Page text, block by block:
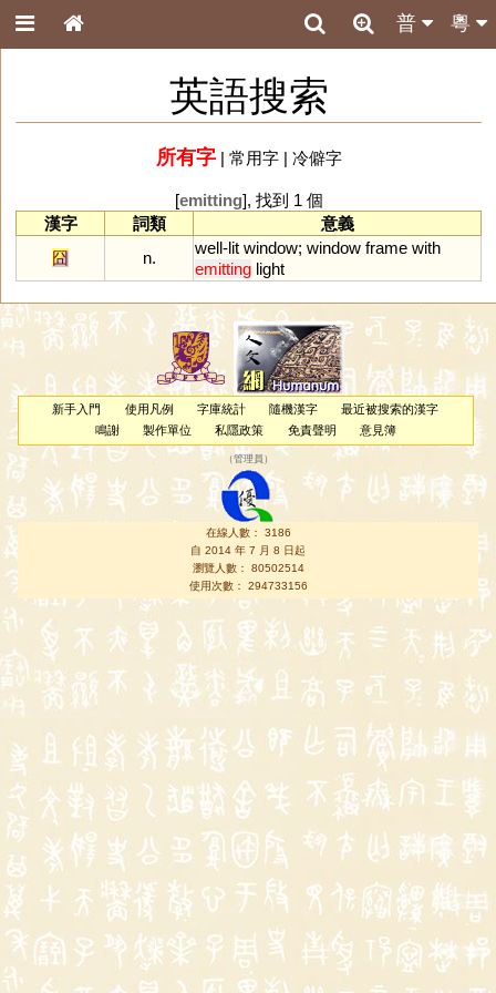
粵
普
英語搜索
所有字| 常用字| 冷僻字
[emitting], 找到 1 個
漢字
詞類
意義
囧
n.
well-lit window; window frame with
emitting light
新手入門 使用凡例 字庫統計 隨機漢字
最近被搜索的漢字
鳴謝
製作單位 私隱政策 免責聲明 意見簿
（管理員 ）
在線人數： 3186
自 2014 年 7 月 8 日起
瀏覽人數： 80502514
使用次數： 294733156